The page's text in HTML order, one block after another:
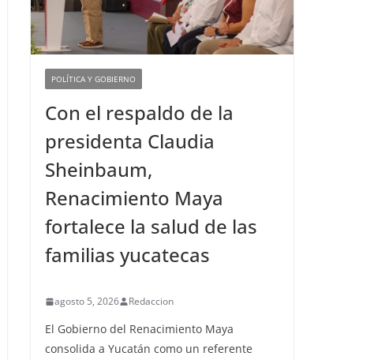
POLÍTICA Y GOBIERNO
Con el respaldo de la
presidenta Claudia
Sheinbaum,
Renacimiento Maya
fortalece la salud de las
familias yucatecas
agosto 5, 2026 Redaccion
El Gobierno del Renacimiento Maya
consolida a Yucatán como un referente